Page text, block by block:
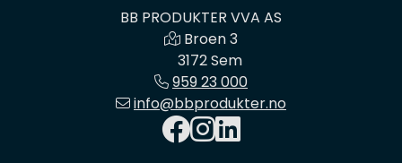
BB PRODUKTER VVA AS
Broen 3
3172 Sem
959 23 000
info@bbprodukter.no